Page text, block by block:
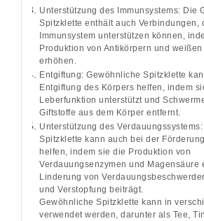
Unterstützung des Immunsystems: Die
Spitzklette enthält auch Verbindungen,
Immunsystem unterstützen können,
Produktion von Antikörpern und
erhöhen.
Entgiftung: Gewöhnliche Spitzklette
Entgiftung des Körpers helfen, indem
Leberfunktion unterstützt und
Giftstoffe aus dem Körper entfernt.
Unterstützung des
Spitzklette kann auch bei der
helfen, indem sie die Produktion von
Verdauungsenzymen und Magensäure
Linderung von
und Verstopfung beiträgt.
Gewöhnliche Spitzklette kann in
verwendet werden, darunter als Tee,